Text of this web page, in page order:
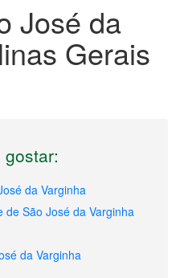
José da
Gerais
da Varginha
de São José da Varginha
da Varginha